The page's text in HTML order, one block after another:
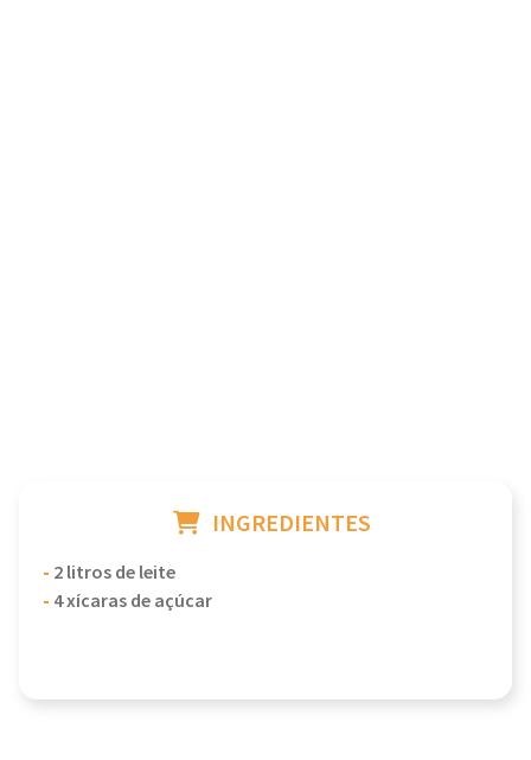
INGREDIENTES
- 2 litros de leite
- 4 xícaras de açúcar